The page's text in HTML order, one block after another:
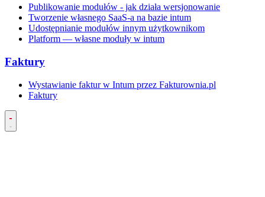
Publikowanie modułów - jak działa wersjonowanie
Tworzenie własnego SaaS-a na bazie intum
Udostępnianie modułów innym użytkownikom
Platform — własne moduły w intum
Faktury
Wystawianie faktur w Intum przez Fakturownia.pl
Faktury